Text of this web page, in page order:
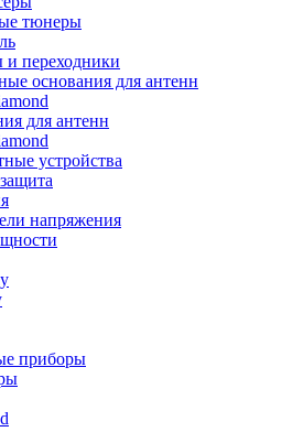
тюнеры
и переходники
основания для антенн
для антенн
устройства
напряжения
приборы